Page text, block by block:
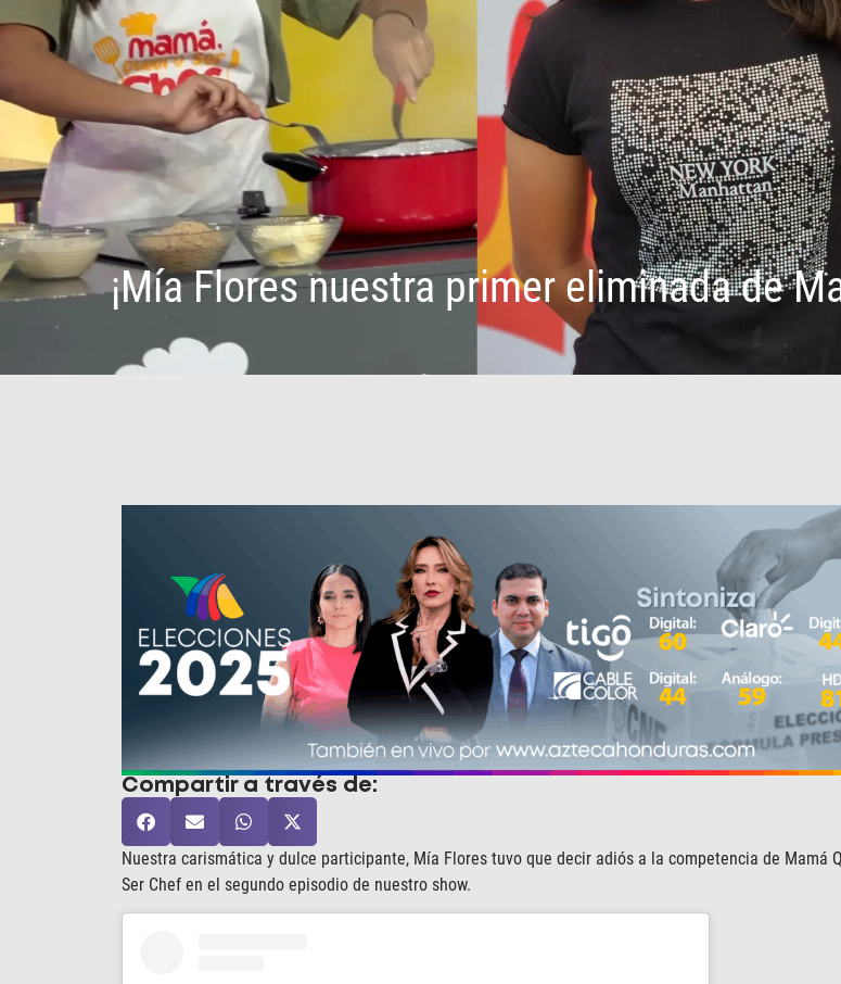
¡Mía Flores nuestra primer eliminada de
Compartir a través de:
Nuestra carismática y dulce participante, Mía Flores tuvo que decir adiós a la competencia de Mamá
Ser Chef en el segundo episodio de nuestro show.